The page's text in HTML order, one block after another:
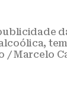
/ Marcelo